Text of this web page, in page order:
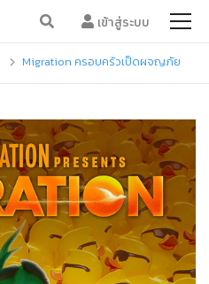
เข้าสู่ระบบ
Migration ครอบครัวเป็ดผจญภัย